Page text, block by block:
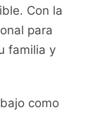
Con la
para
familia y
como